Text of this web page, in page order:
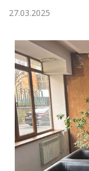
27.03.2025